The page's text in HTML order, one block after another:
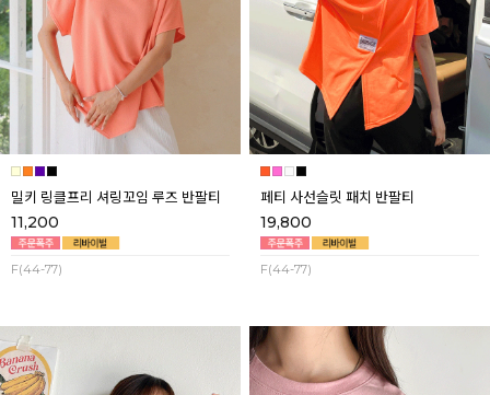
밀키 링클프리 셔링꼬임 루즈 반팔티
11,200
F(44-77)
페티 사선슬릿 패치 반팔티
19,800
F(44-77)